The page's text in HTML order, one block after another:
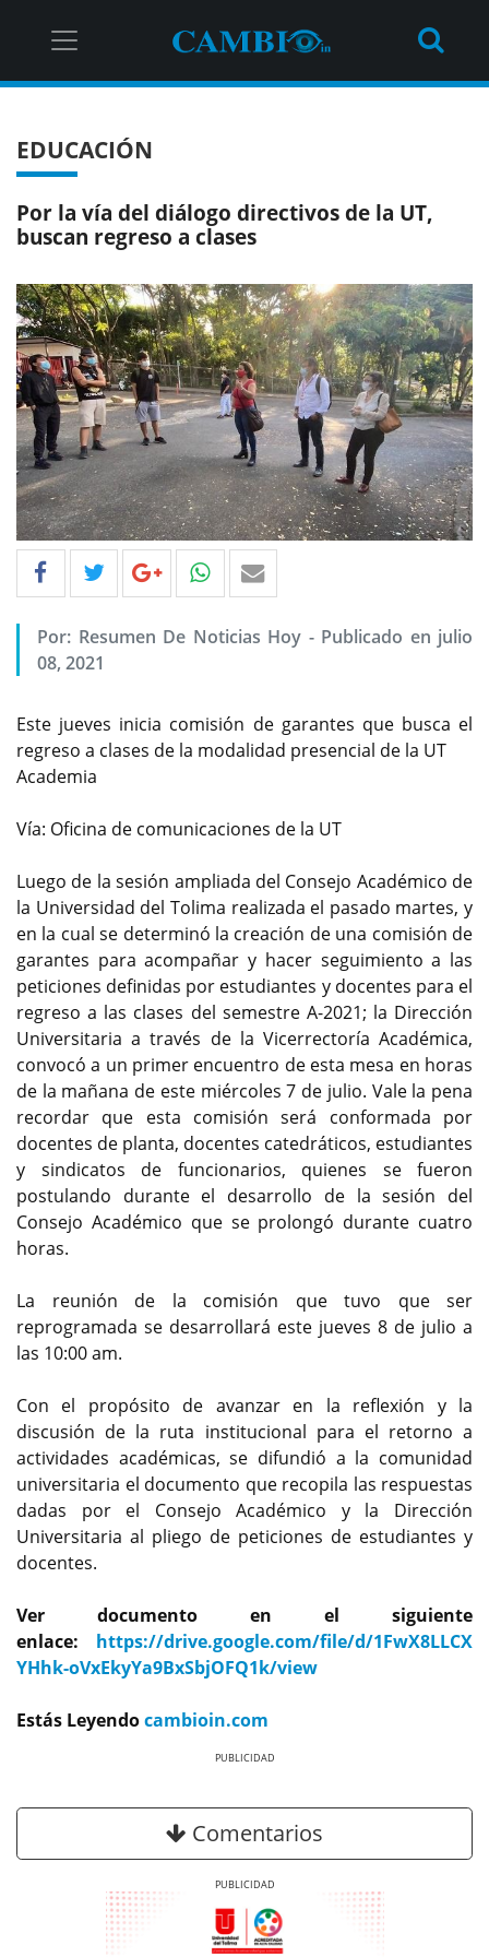
EDUCACIÓN
Por la vía del diálogo directivos de la UT,
buscan regreso a clases
Por: Resumen De Noticias Hoy - Publicado en julio
08, 2021
Este jueves inicia comisión de garantes que busca el
regreso a clases de la modalidad presencial de la UT
Academia
Vía: Oficina de comunicaciones de la UT
Luego de la sesión ampliada del Consejo Académico de
la Universidad del Tolima realizada el pasado martes, y
en la cual se determinó la creación de una comisión de
garantes para acompañar y hacer seguimiento a las
peticiones definidas por estudiantes y docentes para el
regreso a las clases del semestre A-2021; la Dirección
Universitaria a través de la Vicerrectoría Académica,
convocó a un primer encuentro de esta mesa en horas
de la mañana de este miércoles 7 de julio. Vale la pena
recordar que esta comisión será conformada por
docentes de planta, docentes catedráticos, estudiantes
y sindicatos de funcionarios, quienes se fueron
postulando durante el desarrollo de la sesión del
Consejo Académico que se prolongó durante cuatro
horas.
La reunión de la comisión que tuvo que ser
reprogramada se desarrollará este jueves 8 de julio a
las 10:00 am.
Con el propósito de avanzar en la reflexión y la
discusión de la ruta institucional para el retorno a
actividades académicas, se difundió a la comunidad
universitaria el documento que recopila las respuestas
dadas por el Consejo Académico y la Dirección
Universitaria al pliego de peticiones de estudiantes y
docentes.
Ver documento en el siguiente
enlace:
https://drive.google.com/file/d/1FwX8LLCX
YHhk-oVxEkyYa9BxSbjOFQ1k/view
Estás Leyendocambioin.com
Comentarios